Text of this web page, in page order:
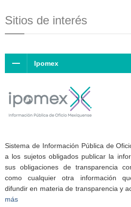
Sitios de interés
Ipomex
Sistema de Información Pública de
a los sujetos obligados publicar la
sus obligaciones de transparencia
como cualquier otra información
difundir en materia de transparencia y
más